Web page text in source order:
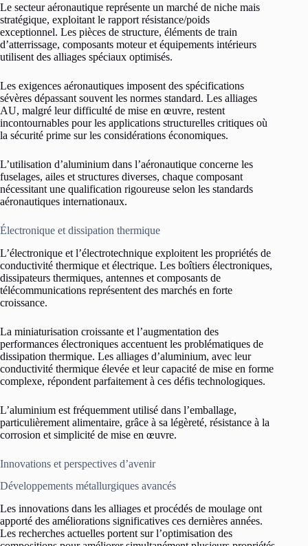
Le secteur aéronautique représente un marché de niche mais
stratégique, exploitant le rapport résistance/poids
exceptionnel. Les pièces de structure, éléments de train
d’atterrissage, composants moteur et équipements intérieurs
utilisent des alliages spéciaux optimisés.
Les exigences aéronautiques imposent des spécifications
sévères dépassant souvent les normes standard. Les alliages
AU, malgré leur difficulté de mise en œuvre, restent
incontournables pour les applications structurelles critiques où
la sécurité prime sur les considérations économiques.
L’utilisation d’aluminium dans l’aéronautique concerne les
fuselages, ailes et structures diverses, chaque composant
nécessitant une qualification rigoureuse selon les standards
aéronautiques internationaux.
Électronique et dissipation thermique
L’électronique et l’électrotechnique exploitent les propriétés de
conductivité thermique et électrique. Les boîtiers électroniques,
dissipateurs thermiques, antennes et composants de
télécommunications représentent des marchés en forte
croissance.
La miniaturisation croissante et l’augmentation des
performances électroniques accentuent les problématiques de
dissipation thermique. Les alliages d’aluminium, avec leur
conductivité thermique élevée et leur capacité de mise en forme
complexe, répondent parfaitement à ces défis technologiques.
L’aluminium est fréquemment utilisé dans l’emballage,
particulièrement alimentaire, grâce à sa légèreté, résistance à la
corrosion et simplicité de mise en œuvre.
Innovations et perspectives d’avenir
Développements métallurgiques avancés
Les innovations dans les alliages et procédés de moulage ont
apporté des améliorations significatives ces dernières années.
Les recherches actuelles portent sur l’optimisation des